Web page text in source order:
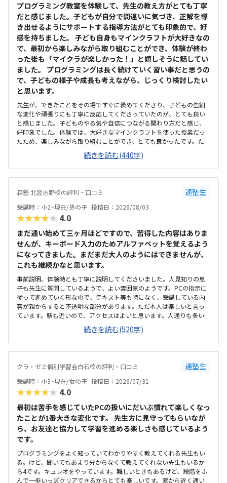
プログラミング教室を体験して、先生の教え方がとても丁寧
だと感じました。子どもが自分で間違いに気づき、正解を導
き出せるようにサポートする指導方法がとても印象的で、好
感を持ちました。 子ども自身もマインクラフトが大好きなの
で、最初から楽しみながら取り組むことができ、体験が終わ
った後も「マイクラが楽しかった！」と嬉しそうに話してい
ました。 プログラミングは長く続けていく習い事だと思うの
で、子どもの様子や成長も考えながら、じっくり検討したい
と思います。
先生が、できたことをその場ですぐに褒めてくださり、子どもの些細
な変化や頑張りにも丁寧に反応してくださっていたのが、とても良い
と感じました。子どものやる気や自信につながる関わり方だと感じ、
好印象でした。体験では、大好きなマインクラフトを使った授業だっ
たため、楽しみながら取り組むことができ、とても良かったです。た
だ、今後もずっとマインクラフトを使った内容ではないと伺ったの
で、その後も興味を持って取り組めるかどうかは少し気になる点でし
た。教室は自宅から15分ほどの距離にあり、通いやすいと感じまし
た。また、駐車場もあるため、送り迎えもしやすく、安心して通わせ
ているわけではありませんが、壁などで視線が分散しにくい工夫がさ
れており、集中しやすい雰囲気だと感じました。月4回（1回50分）で
約12,000円という料金は、我が家にとってはやや高く感じますが、プ
ログラミング教室の相場を考えると、妥当な金額なのかなと思いまし
た。
続きを読む(440字)
森塾 北習志野校の評判・口コミ 通塾生
受講時：小2~現在/男の子 投稿日：2026/08/03
★★★★★ 4.0
まだ通い始めて三ヶ月ほどですので、習得した内容はありま
せんが、キーボード入力のためアルファベットを覚えるよう
になってきました。まだまだ大人のようにはできませんが、
これも継続かなと思います。
事前説明、体験時とも丁寧に説明してくださいました。人見知りの息
子も先生に質問しているようで、よい雰囲気のようです。PCの指示に
従って進めていく形なので、テキスト等も特になく、受講している内
容が親からすると不透明な部分があります。ただ本人は楽しいと言っ
ています。駅も近いので、アクセスはよいと思います。人通りも多いの
で、一人で通わせてもそんなに問題ないかと思います。ただビルが少
し古いので、子供からすると怖いかもしれません。高校受験を主とす
る塾なので、小2の息子からすると静かかなと思います。ただそのぶん
騒がずいるようなので、雰囲気は悪くないと思います。プログラミン
で、これから様子を見たいと思います。体験のとき、PCの不具合でス
タートが遅くなり、所定の時間よりも受講時間が短くなってしまった
ことがありました。その際お電話いただき、少し延長してもいいです
かとご相談いただきました。時間がきたら終わり、とせずにご対応い
ただけたのでうれしかったです。今のところ特にありませんが、授業
内容が不透明なので習熟度がわからないところでしょうか。ただ本人
は楽しそうに通っています。特にありません。
続きを読む(520字)
クラ・ゼミ個別学習会白石校の評判・口コミ 通塾生
受講時：小3~現在/女の子 投稿日：2026/07/31
★★★★★ 4.0
最初は苦手を感じていたPCの扱いにだいぶ慣れて楽しくなっ
たことが1番大きな変化です。 先生方に見守ってもらいなが
ら、お友達と協力して学習を進める楽しさも感じているよう
です。
プログラミングをよく知っていてわかりやすく教えてくれる先生もい
る。けど、聞いてもあまり分からなくて教えてくれない先生もいるか
ら4です。キュレオをやっています。難しいときもあるけど、段階をふ
んで一歩いっぽクリアできるからとても楽しいです。家から近く通い